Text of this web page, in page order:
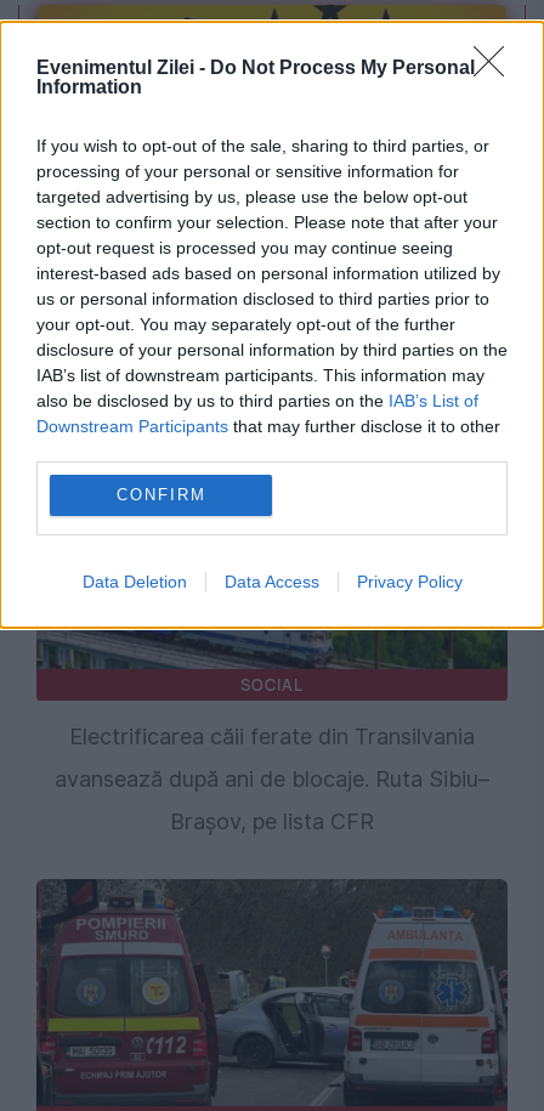
Evenimentul Zilei - Do Not Process My Personal
Information
If you wish to opt-out of the sale, sharing to third parties, or
processing of your personal or sensitive information for
targeted advertising by us, please use the below opt-out
section to confirm your selection. Please note that after your
opt-out request is processed you may continue seeing
interest-based ads based on personal information utilized by
us or personal information disclosed to third parties prior to
your opt-out. You may separately opt-out of the further
disclosure of your personal information by third parties on the
IAB’s list of downstream participants. This information may
also be disclosed by us to third parties on the IAB’s List of
Downstream Participants that may further disclose it to other
CONFIRM
Data Deletion Data Access Privacy Policy
POLITICA
Legea biodiversității a trecut de Comisia
Juridică și de Mediu. Tensiuni între AUR și
USR din cauza termenilor din proiect
SOCIAL
Electrificarea căii ferate din Transilvania
avansează după ani de blocaje. Ruta Sibiu–
Brașov, pe lista CFR